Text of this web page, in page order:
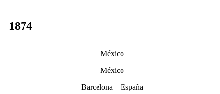
1874
México
México
Barcelona – España